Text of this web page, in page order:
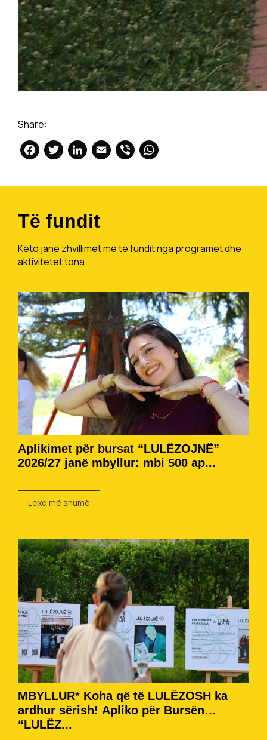
Share:
Facebook
Twitter
LinkedIn
Email
Viber
Të fundit
Këto janë zhvillimet më të fundit nga programet dhe
aktivitetet tona.
Aplikimet për bursat “LULËZOJNË”
2026/27 janë mbyllur: mbi 500 ap...
Lexo më shumë
MBYLLUR* Koha që të LULËZOSH ka
ardhur sërish! Apliko për Bursën
“LULËZ...